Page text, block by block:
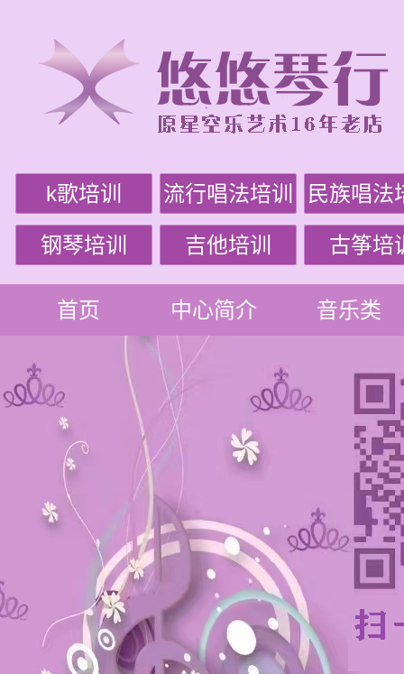
k歌培训 流行唱法培训 民族唱法
钢琴培训 吉他培训 古筝培
首页 中心简介 音乐类